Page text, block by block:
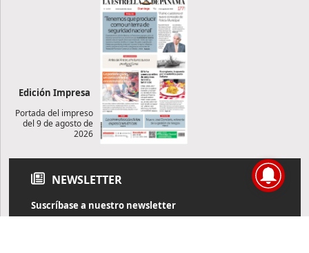
Edición Impresa
Portada del impreso
del 9 de agosto de
2026
NEWSLETTER
Suscríbase a nuestro newsletter
Reciba diariamente información de actualidad directamente en